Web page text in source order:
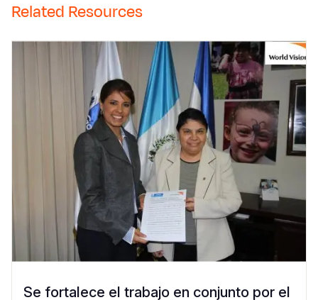
Related Resources
Se fortalece el trabajo en conjunto por el